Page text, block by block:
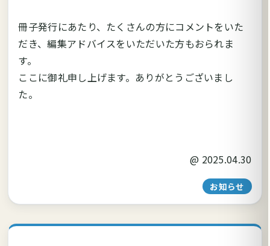
冊子発行にあたり、たくさんの方にコメントをいた
だき、編集アドバイスをいただいた方もおられま
す。
ここに御礼申し上げます。ありがとうございまし
た。
@ 2025.04.30
お知らせ